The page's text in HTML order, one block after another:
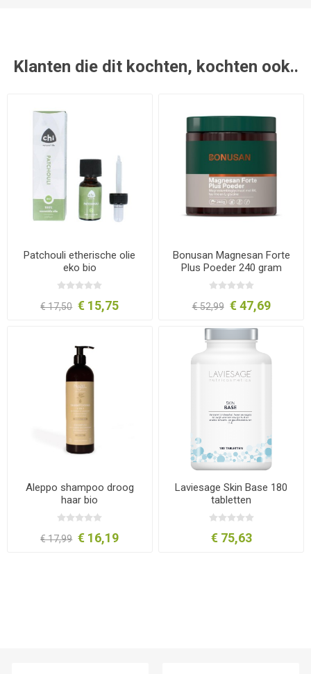
Klanten die dit kochten, kochten ook..
Patchouli etherische olie
eko bio
€ 17,50 € 15,75
Bonusan Magnesan Forte
Plus Poeder 240 gram
€ 52,99 € 47,69
Aleppo shampoo droog
haar bio
€ 17,99 € 16,19
Laviesage Skin Base 180
tabletten
€ 75,63